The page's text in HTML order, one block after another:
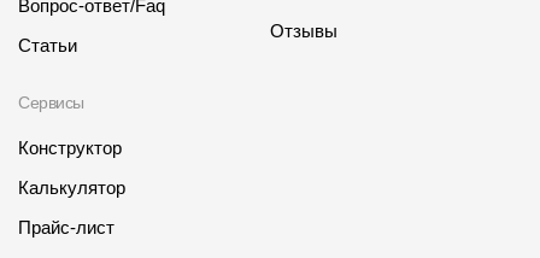
Вопрос-ответ/Faq
Статьи
Сервисы
Конструктор
Калькулятор
Прайс-лист
Отзывы